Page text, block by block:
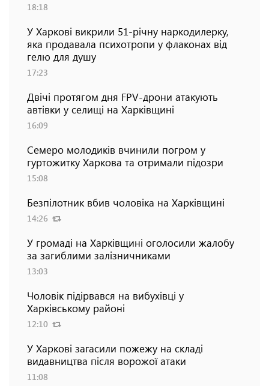
18:18
У Харкові викрили 51-річну наркодилерку,
яка продавала психотропи у флаконах від
гелю для душу
17:23
Двічі протягом дня FPV-дрони атакують
автівки у селищі на Харківщині
16:09
Семеро молодиків вчинили погром у
гуртожитку Харкова та отримали підозри
15:08
Безпілотник вбив чоловіка на Харківщині
14:26
У громаді на Харківщині оголосили жалобу
за загиблими залізничниками
13:03
Чоловік підірвався на вибухівці у
Харківському районі
12:10
У Харкові загасили пожежу на складі
видавництва після ворожої атаки
11:08